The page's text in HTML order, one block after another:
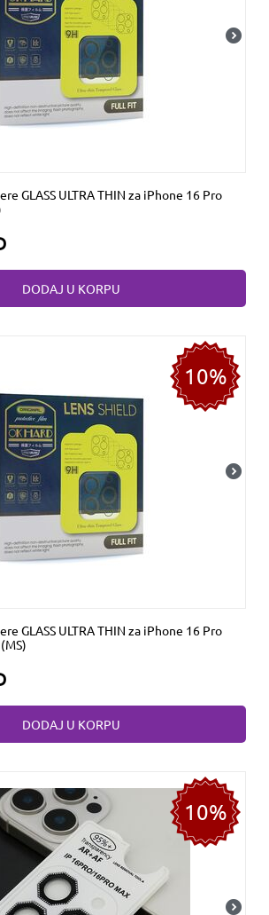
GLASS ULTRA THIN za iPhone 16 Pro
DODAJ U KORPU
10%
GLASS ULTRA THIN za iPhone 16 Pro
DODAJ U KORPU
10%